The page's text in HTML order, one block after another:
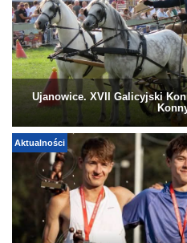
Ujanowice. XVII Galicyjski
Aktualności